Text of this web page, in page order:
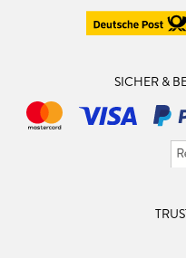
SICHER &